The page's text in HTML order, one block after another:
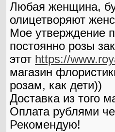
Любая женщина,
олицетворяют
Мое утверждение
постоянно розы
этот https://
магазин
розам, как дети))
Доставка из того
Оплата рублями
Рекомендую!